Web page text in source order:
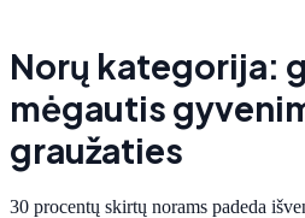
Norų kategorija:
mėgautis
graužaties
30 procentų skirtų norams padeda